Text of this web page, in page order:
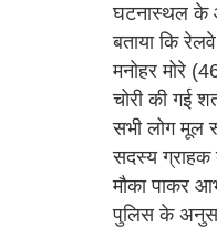
घटनास्थल के
बताया कि
मनोहर मोरे
चोरी की गई
सभी लोग मूल
सदस्य
मौका पाकर
पुलिस के